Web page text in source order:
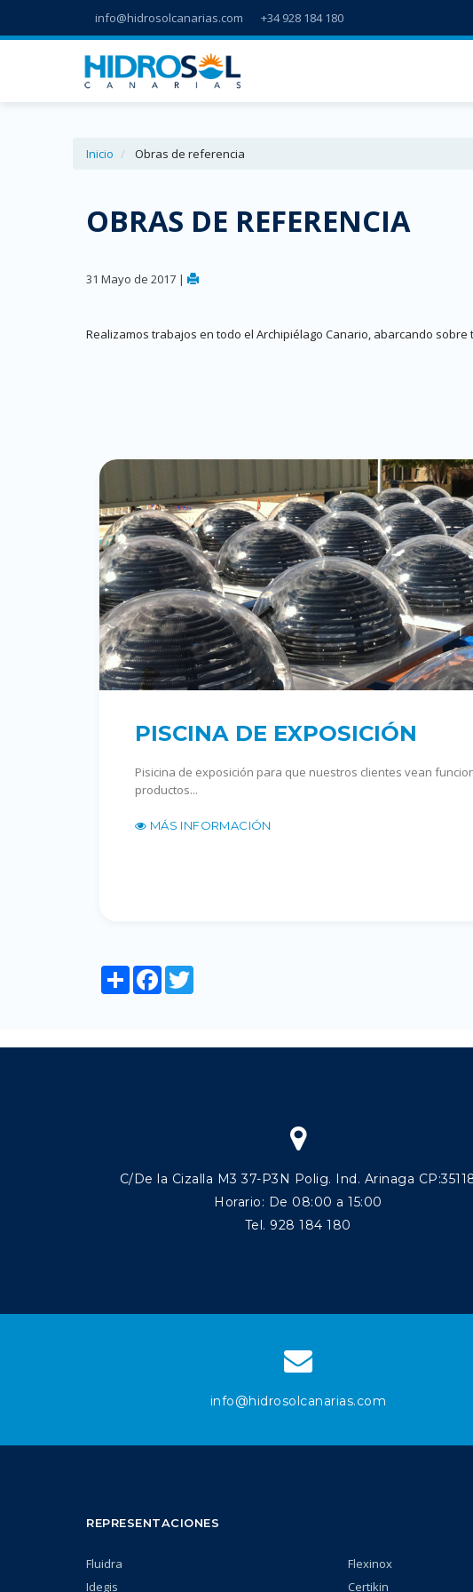
info@hidrosolcanarias.com +34 928 184 180
Inicio Obras de referencia
OBRAS DE REFERENCIA
31 Mayo de 2017 |
Realizamos trabajos en todo el Archipiélago Canario, abarcando
PISCINA DE EXPOSICIÓN
Pisicina de exposición para que nuestros clientes vean
productos...
MÁS INFORMACIÓN
Share Facebook
C/De la Cizalla M3 37-P3N Polig. Ind. Arinaga
Horario: De 08:00 a 15:00
Tel. 928 184 180
info@hidrosolcanarias.com
REPRESENTACIONES
Fluidra
Flexinox
Idegis
Certikin